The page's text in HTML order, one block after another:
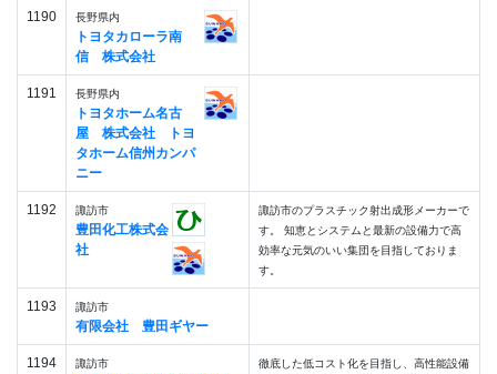
1190 長野県内
トヨタカローラ南
信 株式会社
1191 長野県内
トヨタホーム名古
屋 株式会社 トヨ
タホーム信州カンパ
ニー
1192 諏訪市
豊田化工株式会
社
諏訪市のプラスチック射出成形メーカーで
す。 知恵とシステムと最新の設備力で高
効率な元気のいい集団を目指しておりま
す。
1193 諏訪市
有限会社 豊田ギヤー
1194 諏訪市
徹底した低コスト化を目指し、高性能設備